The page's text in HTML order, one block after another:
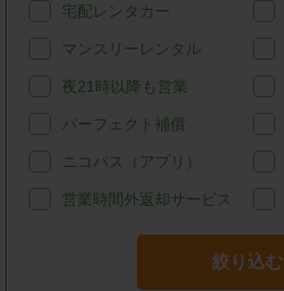
宅配レンタカー
マンスリーレンタル
夜21時以降も営業
パーフェクト補償
ニコパス（アプリ）
営業時間外返却サービス
絞り込む